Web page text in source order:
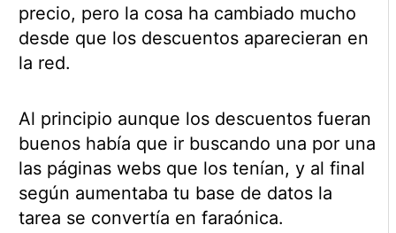
precio, pero la cosa ha cambiado mucho
desde que los descuentos aparecieran en
la red.
Al principio aunque los descuentos fueran
buenos había que ir buscando una por una
las páginas webs que los tenían, y al final
según aumentaba tu base de datos la
tarea se convertía en faraónica.